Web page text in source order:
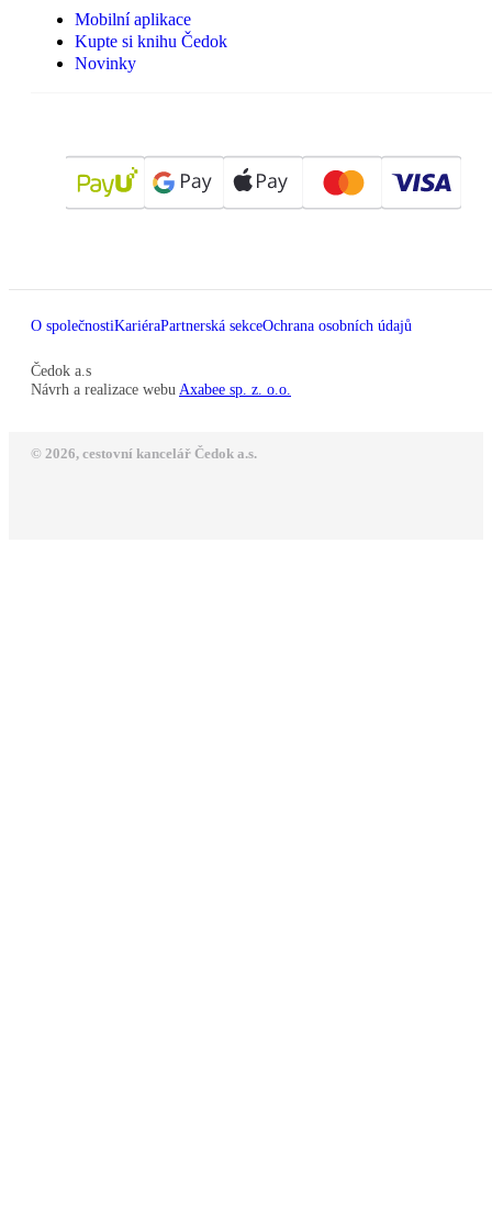
Mobilní aplikace
Kupte si knihu Čedok
Novinky
O společnostiKariéraPartnerská sekceOchrana osobních údajů
Čedok a.s
Návrh a realizace webu Axabee sp. z. o.o.
© 2026, cestovní kancelář Čedok a.s.